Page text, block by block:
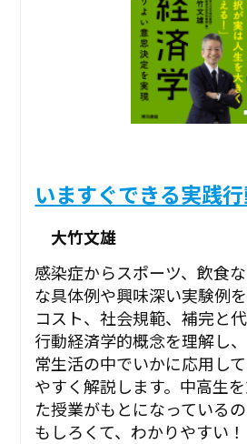
いますぐできる実践
大竹文雄
感染症からスポーツ、飲食
な具体例や興味深い実験例
コスト、社会規範、補完と
行動経済学的概念を理解し
常生活の中でいかに応用し
やすく解説します。中高生
た授業がもとになっている
もしろくて、わかりやすい！